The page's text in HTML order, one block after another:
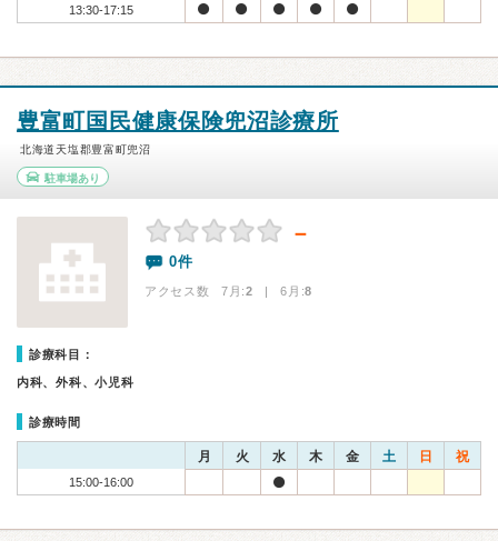
13:30-17:15
豊富町国民健康保険兜沼診療所
北海道天塩郡豊富町兜沼
駐車場あり
－
0件
アクセス数 7月:2 | 6月:8
診療科目：
内科、外科、小児科
診療時間
月 火 水 木 金 土 日 祝
15:00-16:00